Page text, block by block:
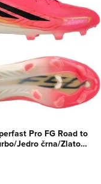
Pro FG Road to
Jedro črna/Zlato